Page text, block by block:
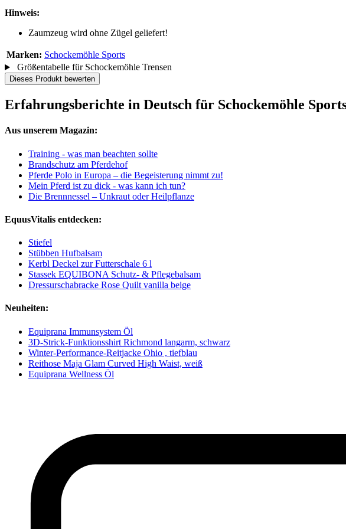
Hinweis:
Zaumzeug wird ohne Zügel geliefert!
Marken: Schockemöhle Sports
Größentabelle für Schockemöhle Trensen
Dieses Produkt bewerten
Erfahrungsberichte in Deutsch für Schockemöhle
Aus unserem Magazin:
Training - was man beachten sollte
Brandschutz am Pferdehof
Pferde Polo in Europa – die Begeisterung nimmt zu!
Mein Pferd ist zu dick - was kann ich tun?
Die Brennnessel – Unkraut oder Heilpflanze
EquusVitalis entdecken:
Stiefel
Stübben Hufbalsam
Kerbl Deckel zur Futterschale 6 l
Stassek EQUIBONA Schutz- & Pflegebalsam
Dressurschabracke Rose Quilt vanilla beige
Neuheiten:
Equiprana Immunsystem Öl
3D-Strick-Funktionsshirt Richmond langarm, schwarz
Winter-Performance-Reitjacke Ohio , tiefblau
Reithose Maja Glam Curved High Waist, weiß
Equiprana Wellness Öl